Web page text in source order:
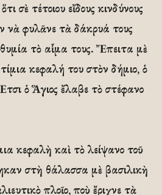
σὲ τέτοιου εἴδους κινδύνους
νὰ φυλᾶνε τὰ δάκρυά τους
τὸ αἷμα τους. Ἔπειτα μὲ
κεφαλή του στὸν δήμιο, ὁ
ὁ Ἅγιος ἔλαβε τὸ στέφανο
κεφαλὴ καὶ τὸ λείψανο τοῦ
στὴ θάλασσα μὲ βασιλικὴ
πλοῖο, ποὺ ἔριχνε τὰ